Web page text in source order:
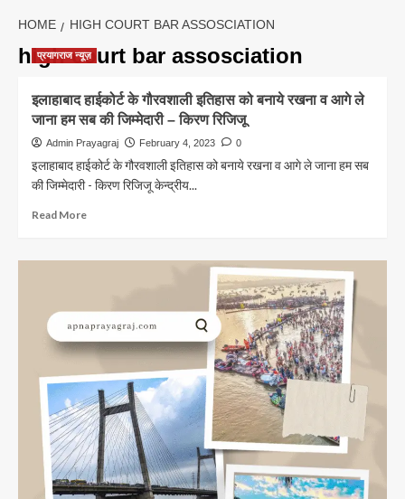
HOME HIGH COURT BAR ASSOSCIATION
high court bar assosciation
प्रयागराज न्यूज़
इलाहाबाद हाईकोर्ट के गौरवशाली इतिहास को बनाये रखना व आगे ले
जाना हम सब की जिम्मेदारी – किरण रिजिजू
Admin Prayagraj February 4, 2023 0
इलाहाबाद हाईकोर्ट के गौरवशाली इतिहास को बनाये रखना व आगे ले जाना हम सब
की जिम्मेदारी - किरण रिजिजू केन्द्रीय...
Read MoreRead
इलाहाबाद
गौरवशाली
इतिहास
को
रखना
व
आगे
ले
जाना
हम
सब